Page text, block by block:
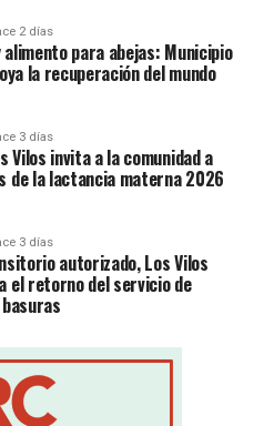
2 días
para abejas: Municipio
la recuperación del mundo
3 días
Vilos invita a la comunidad a
de la lactancia materna 2026
3 días
autorizado, Los Vilos
el retorno del servicio de